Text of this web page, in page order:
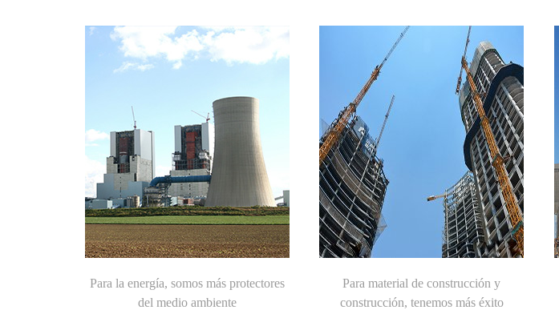
Para la energía, somos más protectores
del medio ambiente
Para material de construcción y
construcción, tenemos más éxito